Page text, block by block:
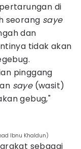
di
seorang saye
dan
tidak akan
pinggang
saye(wasit)
gebug,"
Ibnu Khaldun)
sebagai